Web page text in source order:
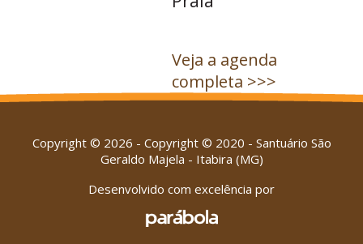
Veja a agenda
completa >>>
Copyright © 2026 - Copyright © 2020 - Santuário São
Geraldo Majela - Itabira (MG)
Desenvolvido com excelência por